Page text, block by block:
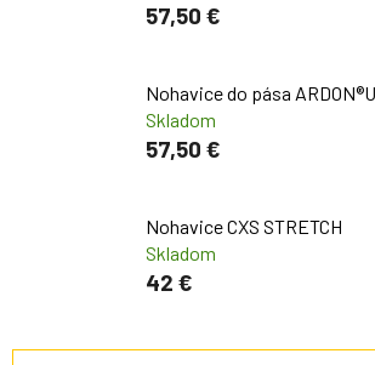
57,50 €
Nohavice do pása
Skladom
57,50 €
Nohavice CXS STRETCH
Skladom
42 €